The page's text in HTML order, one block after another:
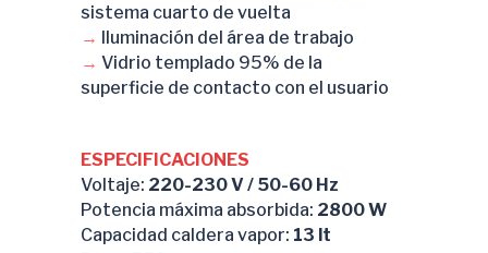
sistema cuarto de vuelta
→ Iluminación del área de trabajo
→ Vidrio templado 95% de la
superficie de contacto con el usuario
ESPECIFICACIONES
Voltaje: 220-230 V / 50-60 Hz
Potencia máxima absorbida: 2800 W
Capacidad caldera vapor: 13 lt